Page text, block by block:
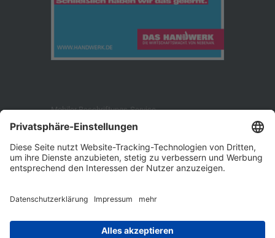
Mobiler Beschriftungs-Service
Ossecker Str. 179
Telefon: +49 (9281) 144 713
Telefax: +49 (9281) 144 714